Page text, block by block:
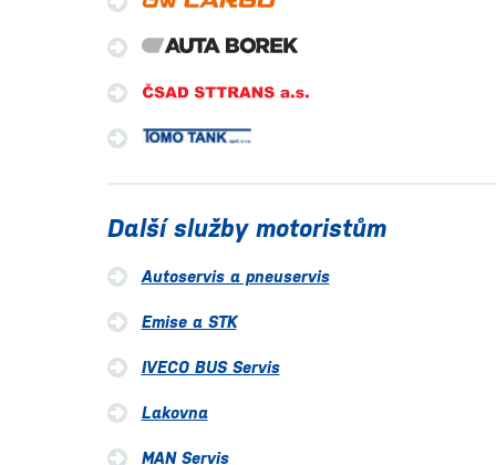
Další služby motoristům
Autoservis a pneuservis
Emise a STK
IVECO BUS Servis
Lakovna
MAN Servis